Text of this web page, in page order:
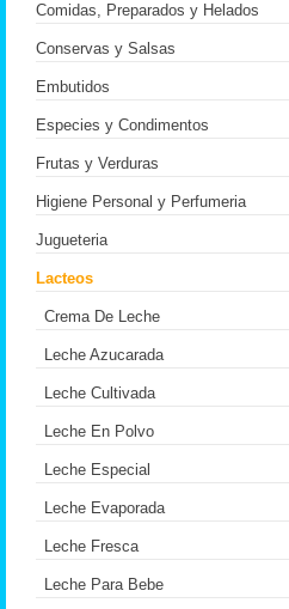
Comidas, Preparados y Helados
Conservas y Salsas
Embutidos
Especies y Condimentos
Frutas y Verduras
Higiene Personal y Perfumeria
Jugueteria
Lacteos
Crema De Leche
Leche Azucarada
Leche Cultivada
Leche En Polvo
Leche Especial
Leche Evaporada
Leche Fresca
Leche Para Bebe